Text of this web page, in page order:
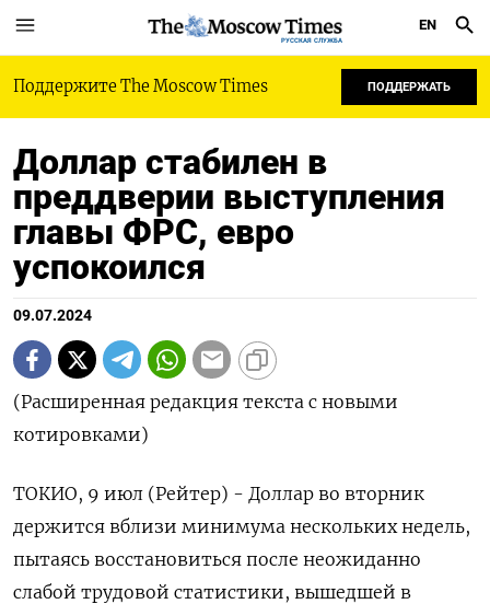
РУССКАЯ СЛУЖБА
EN
Поддержите The Moscow Times ПОДДЕРЖАТЬ
Доллар стабилен в
преддверии выступления
главы ФРС, евро
успокоился
09.07.2024
(Расширенная редакция текста с новыми
котировками)
ТОКИО, 9 июл (Рейтер) - Доллар во вторник
держится вблизи минимума нескольких недель,
пытаясь восстановиться после неожиданно
слабой трудовой статистики, вышедшей в